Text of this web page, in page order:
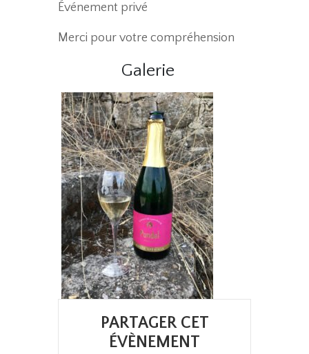
Événement privé
Merci pour votre compréhension
Galerie
PARTAGER CET
ÉVÈNEMENT